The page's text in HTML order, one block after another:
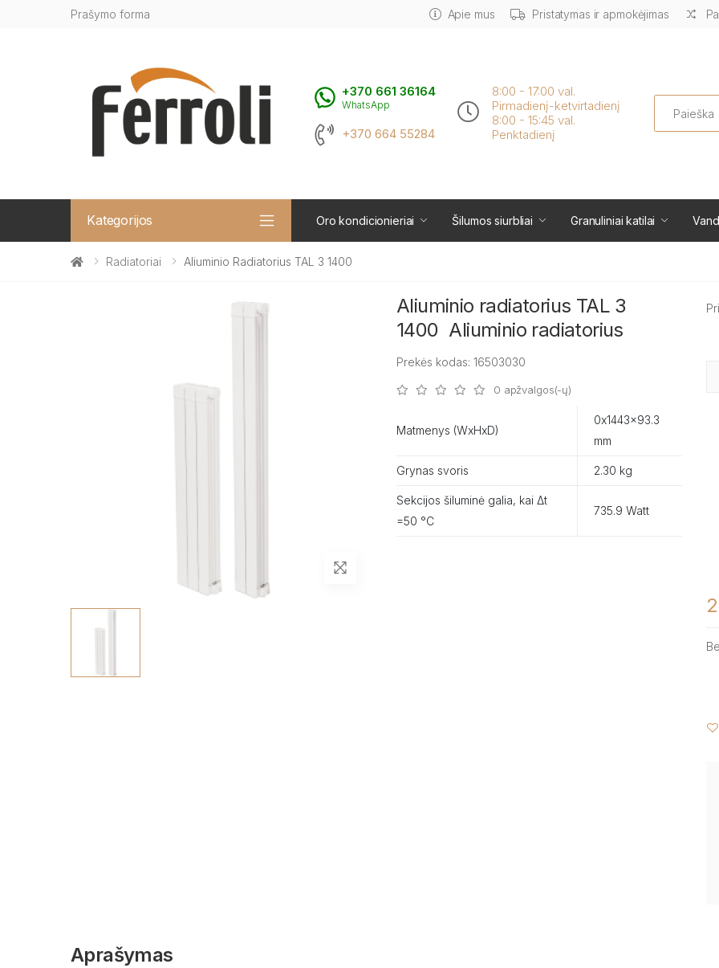
Prašymo forma Apie mus Pristatymas ir apmokėjimas
+370 661 36164
WhatsApp
+370 664 55284
8:00 - 17:00 val.
Pirmadienį-ketvirtadienį
8:00 - 15:45 val.
Penktadienį
Search
Kategorijos Oro kondicionieriai Šilumos siurbliai Granuliniai katilai
Radiatoriai Aliuminio Radiatorius TAL 3 1400
Aliuminio radiatorius TAL 3
1400 Aliuminio radiatorius
Prekės kodas: 16503030
0 apžvalgos(-ų)
Matmenys (WxHxD)
0x1443x93.3
mm
Grynas svoris 2.30 kg
Sekcijos šiluminė galia, kai Δt
=50 °C
735.9 Watt
Aprašymas